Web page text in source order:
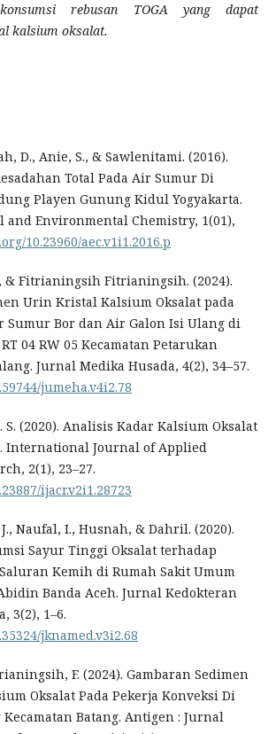
rebusan TOGA yang dapat
kalsium oksalat.
D., Anie, S., & Sawlenitami. (2016).
Total Pada Air Sumur Di
Playen Gunung Kidul Yogyakarta.
Environmental Chemistry, 1(01),
10.23960/aec.v1i1.2016.p
& Fitrianingsih Fitrianingsih. (2024).
Urin Kristal Kalsium Oksalat pada
Sumur Bor dan Air Galon Isi Ulang di
04 RW 05 Kecamatan Petarukan
Jurnal Medika Husada, 4(2), 34–57.
jumeha.v4i2.78
S. (2020). Analisis Kadar Kalsium Oksalat
International Journal of Applied
2(1), 23–27.
ijacr.v2i1.28723
Naufal, I., Husnah, & Dahril. (2020).
Sayur Tinggi Oksalat terhadap
Kemih di Rumah Sakit Umum
Banda Aceh. Jurnal Kedokteran
3(2), 1–6.
jknamed.v3i2.68
F. (2024). Gambaran Sedimen
Oksalat Pada Pekerja Konveksi Di
Batang. Antigen : Jurnal